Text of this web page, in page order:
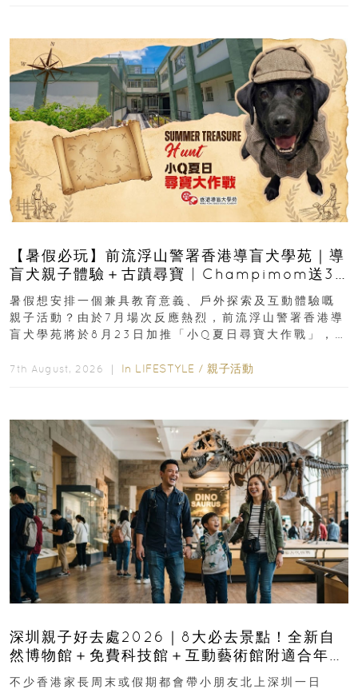
【暑假必玩】前流浮山警署香港導盲犬學苑｜導
盲犬親子體驗＋古蹟尋寶 | Champimom送3
組免費名額
暑假想安排一個兼具教育意義、戶外探索及互動體驗嘅
親子活動？由於7月場次反應熱烈，前流浮山警署香港導
盲犬學苑將於8月23日加推「小Q夏日尋寶大作戰」，家
7th August, 2026 ｜ In LIFESTYLE / 親子活動
深圳親子好去處2026｜8大必去景點！全新自
然博物館＋免費科技館＋互動藝術館附適合年
齡、交通、門票、開放時間
不少香港家長周末或假期都會帶小朋友北上深圳一日